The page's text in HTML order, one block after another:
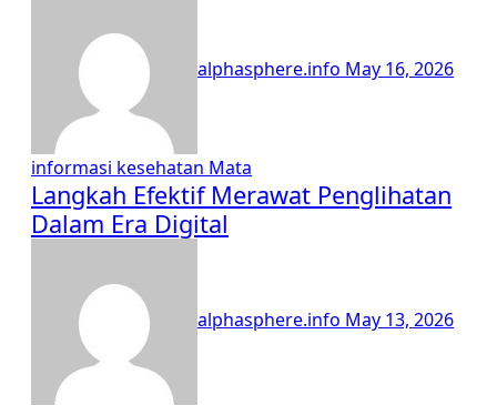
alphasphere.info May 16, 2026
informasi kesehatan Mata
Langkah Efektif Merawat Penglihatan
Dalam Era Digital
alphasphere.info May 13, 2026